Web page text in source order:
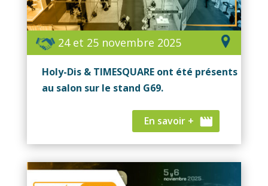
24 et 25 novembre 2025
Holy-Dis & TIMESQUARE ont été présents
au salon sur le stand G69.
En savoir +